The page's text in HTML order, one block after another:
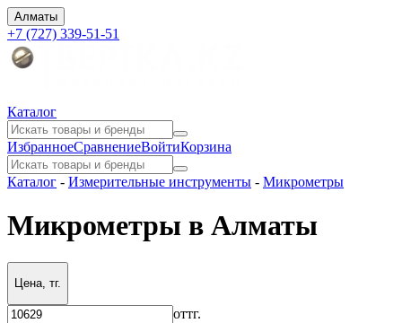
Алматы
+7 (727) 339-51-51
Каталог
ИзбранноеСравнениеВойтиКорзина
Каталог - Измерительные инструменты - Микрометры
Микрометры в Алматы
Цена, тг.
оттг.